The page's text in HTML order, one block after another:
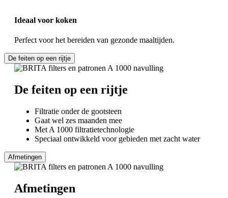
Ideaal voor koken
Perfect voor het bereiden van gezonde maaltijden.
De feiten op een rijtje
De feiten op een rijtje
Filtratie onder de gootsteen
Gaat wel zes maanden mee
Met A 1000 filtratietechnologie
Speciaal ontwikkeld voor gebieden met zacht water
Afmetingen
Afmetingen